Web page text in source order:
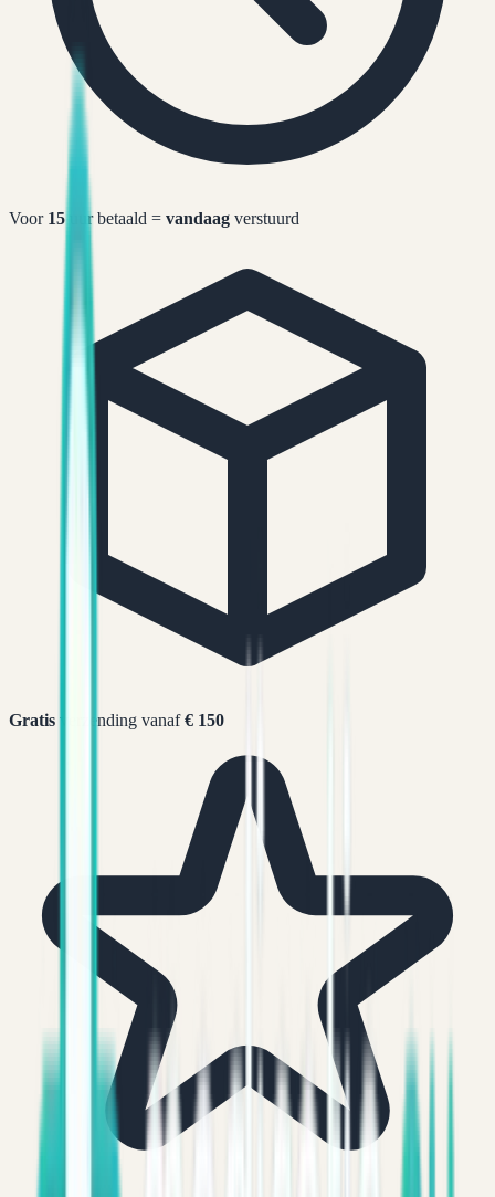
Voor 15 uur betaald = vandaag verstuurd
Gratis verzending vanaf€ 150